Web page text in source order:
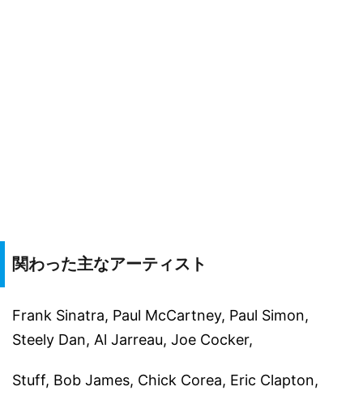
関わった主なアーティスト
Frank Sinatra, Paul McCartney, Paul Simon,
Steely Dan, Al Jarreau, Joe Cocker,
Stuff, Bob James, Chick Corea, Eric Clapton,